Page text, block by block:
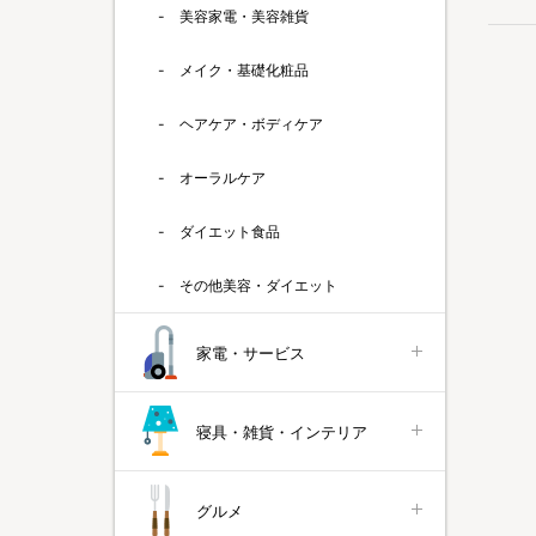
美容家電・美容雑貨
メイク・基礎化粧品
ヘアケア・ボディケア
オーラルケア
ダイエット食品
その他美容・ダイエット
家電・サービス
寝具・雑貨・インテリア
グルメ